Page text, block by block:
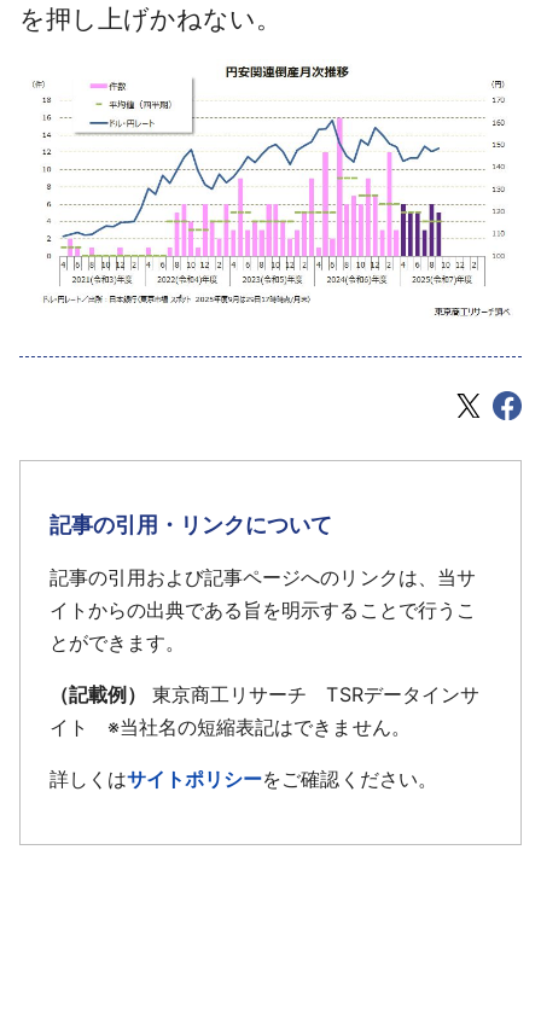
を押し上げかねない。
記事の引用・リンクについて
記事の引用および記事ページへのリンクは、当サ
イトからの出典である旨を明示することで行うこ
とができます。
（記載例）
東京商工リサーチ TSRデータインサ
イト ※当社名の短縮表記はできません。
詳しくはサイトポリシーをご確認ください。